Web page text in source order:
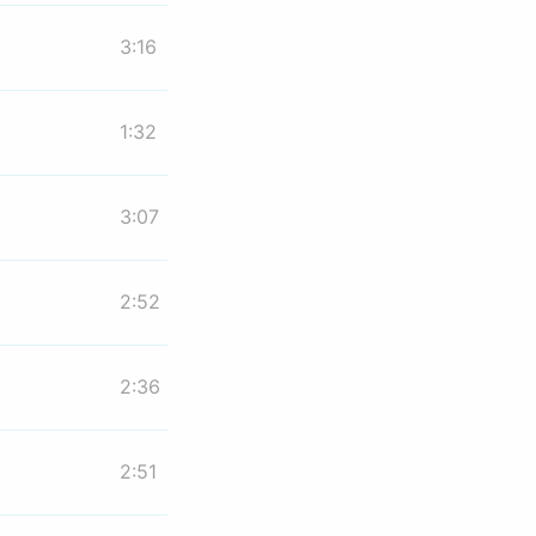
3:16
1:32
3:07
2:52
2:36
2:51